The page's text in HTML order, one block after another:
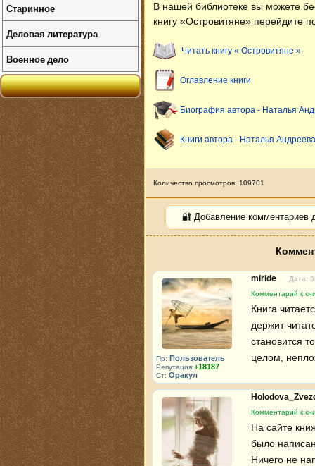
В нашей библиотеке вы можете
книгу «Островитяне» перейдите
Читать книгу « Островитяне »
Оглавление книги
Биография автора - Наталья
Книги автора - Наталья Андреева
Количество просмотров: 109701
🔐 Добавление комментариев
Пр: Пользователь
Репутация:+18187
Ст: Оракул
miride
Дата:
Комментарий к
Книга
держит
становится
целом,
Комментарий к
На сайте
было
Ничего не
Старинное
Деловая литература
Военное дело